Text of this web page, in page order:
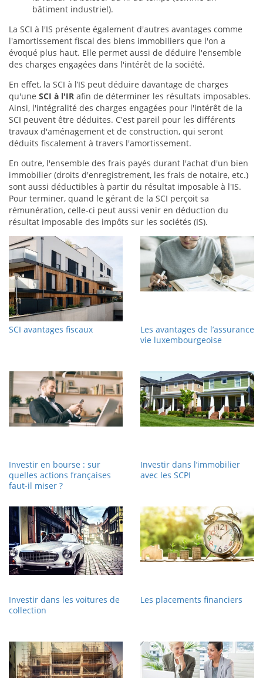
bâtiment industriel).
La SCI à l'IS présente également d'autres avantages comme
l'amortissement fiscal des biens immobiliers que l'on a
évoqué plus haut. Elle permet aussi de déduire l'ensemble
des charges engagées dans l'intérêt de la société.
En effet, la SCI à l’IS peut déduire davantage de charges
qu'une SCI à l'IR afin de déterminer les résultats imposables.
Ainsi, l'intégralité des charges engagées pour l'intérêt de la
SCI peuvent être déduites. C'est pareil pour les différents
travaux d'aménagement et de construction, qui seront
déduits fiscalement à travers l'amortissement.
En outre, l'ensemble des frais payés durant l'achat d'un bien
immobilier (droits d'enregistrement, les frais de notaire, etc.)
sont aussi déductibles à partir du résultat imposable à l'IS.
Pour terminer, quand le gérant de la SCI perçoit sa
rémunération, celle-ci peut aussi venir en déduction du
résultat imposable des impôts sur les sociétés (IS).
SCI avantages fiscaux
Les avantages de l’assurance
vie luxembourgeoise
Investir en bourse : sur
quelles actions françaises
faut-il miser ?
Investir dans l’immobilier
avec les SCPI
Investir dans les voitures de
collection
Les placements financiers